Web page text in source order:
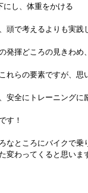
にし、体重をかける
頭で考えるよりも実
発揮どころの見きわ
れらの要素ですが、
安全にトレーニングに
す！
なところにバイクで乗
変わってくると思いま